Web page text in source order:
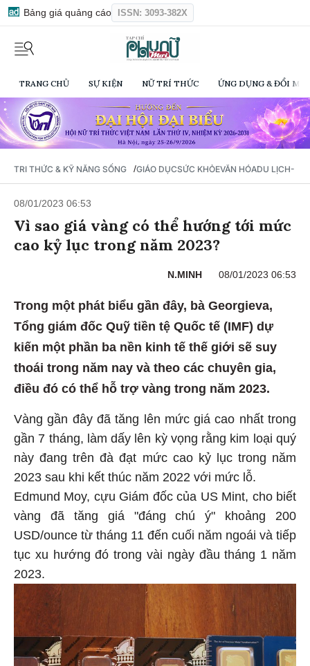
Bảng giá quảng cáo ISSN: 3093-382X
TRANG CHỦ SỰ KIỆN NỮ TRÍ THỨC ỨNG DỤNG & ĐỔI
TRI THỨC & KỸ NĂNG SỐNG /GIÁO DỤCSỨC KHỎEVĂN HÓADU LỊCH-
08/01/2023 06:53
Vì sao giá vàng có thể hướng tới mức
cao kỷ lục trong năm 2023?
N.MINH 08/01/2023 06:53
Trong một phát biểu gần đây, bà Georgieva,
Tổng giám đốc Quỹ tiền tệ Quốc tế (IMF) dự
kiến một phần ba nền kinh tế thế giới sẽ suy
thoái trong năm nay và theo các chuyên gia,
điều đó có thể hỗ trợ vàng trong năm 2023.
Vàng gần đây đã tăng lên mức giá cao nhất trong
gần 7 tháng, làm dấy lên kỳ vọng rằng kim loại quý
này đang trên đà đạt mức cao kỷ lục trong năm
2023 sau khi kết thúc năm 2022 với mức lỗ.
Edmund Moy, cựu Giám đốc của US Mint, cho biết
vàng đã tăng giá "đáng chú ý" khoảng 200
USD/ounce từ tháng 11 đến cuối năm ngoái và tiếp
tục xu hướng đó trong vài ngày đầu tháng 1 năm
2023.